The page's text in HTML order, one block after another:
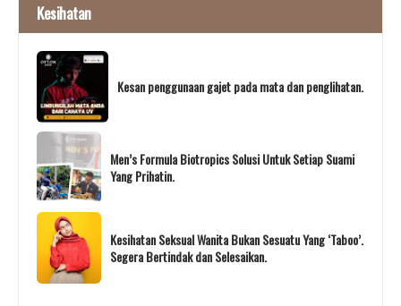
Kesihatan
Kesan penggunaan gajet pada mata dan penglihatan.
Men’s Formula Biotropics Solusi Untuk Setiap Suami
Yang Prihatin.
Kesihatan Seksual Wanita Bukan Sesuatu Yang ‘Taboo’.
Segera Bertindak dan Selesaikan.